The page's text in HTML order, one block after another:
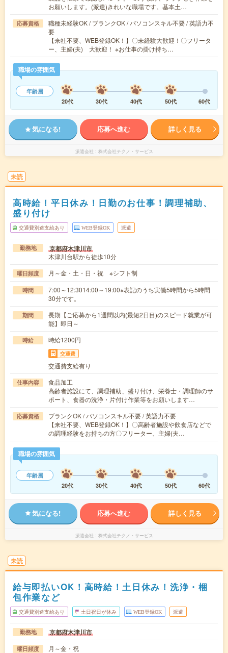
お願いします。(派遣)きれいな職場です。基本土…
応募資格
職種未経験OK / ブランクOK / パソコンスキル不要 / 英語力不
要
【来社不要、WEB登録OK！】〇未経験大歓迎！〇フリータ
ー、主婦(夫) 大歓迎！ ※お仕事の掛け持ち…
職場の雰囲気
年齢層
20代
30代 40代 50代 60代
気になる! 応募へ進む 詳しく見る
派遣会社 株式会社テクノ・サービス
未読
高時給！平日休み！日勤のお仕事！調理補助、
盛り付け
交通費別途支給あり WEB登録OK 派遣
勤務地 京都府木津川市
木津川台駅から徒歩10分
曜日頻度 月～金・土・日・祝 ※シフト制
時間
7:00～12:3014:00～19:00※表記のうち実働5時間から5時間
30分です。
期間
長期【ご応募から1週間以内(最短2日目)のスピード就業が可
能】即日～
時給 時給1200円
交通費
交通費支給有り
仕事内容
食品加工
高齢者施設にて、調理補助、盛り付け、栄養士・調理師のサ
ポート、食器の洗浄・片付け作業等をお願いします…
応募資格
ブランクOK / パソコンスキル不要 / 英語力不要
【来社不要、WEB登録OK！】〇高齢者施設や飲食店などで
の調理経験をお持ちの方〇フリーター、主婦(夫…
職場の雰囲気
年齢層
20代
30代 40代 50代 60代
気になる! 応募へ進む 詳しく見る
派遣会社 株式会社テクノ・サービス
未読
給与即払いOK！高時給！土日休み！洗浄・梱
包作業など
交通費別途支給あり 土日祝日が休み WEB登録OK 派遣
勤務地 京都府木津川市
曜日頻度 月～金・祝